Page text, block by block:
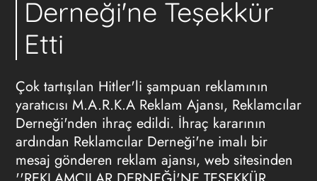
Derneği'ne Teşekkür
Etti
Çok tartışılan Hitler'li şampuan reklamının
yaratıcısı M.A.R.K.A Reklam Ajansı, Reklamcılar
Derneği'nden ihraç edildi. İhraç kararının
ardından Reklamcılar Derneği'ne imalı bir
mesaj gönderen reklam ajansı, web sitesinden